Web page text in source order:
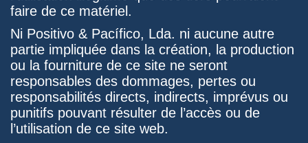
faire de ce matériel.
Ni Positivo & Pacífico, Lda. ni aucune autre
partie impliquée dans la création, la production
ou la fourniture de ce site ne seront
responsables des dommages, pertes ou
responsabilités directs, indirects, imprévus ou
punitifs pouvant résulter de l’accès ou de
l’utilisation de ce site web.